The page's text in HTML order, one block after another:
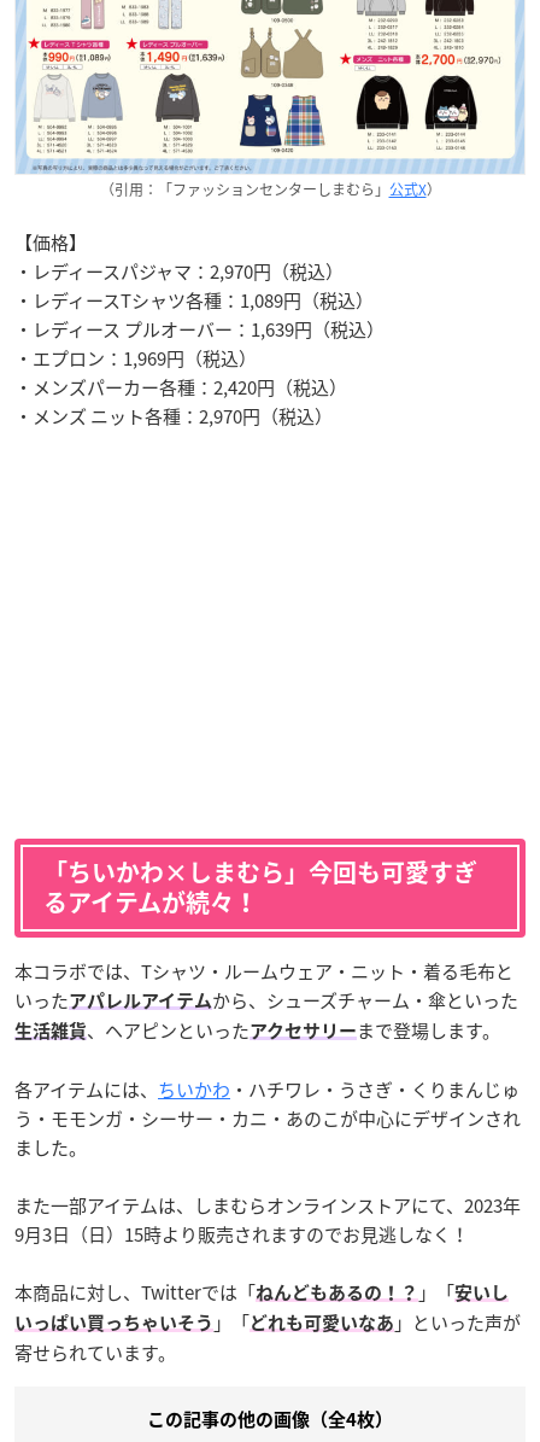
（引用：「ファッションセンターしまむら」 公式X）
【価格】
・レディースパジャマ：2,970円（税込）
・レディースTシャツ各種：1,089円（税込）
・レディース プルオーバー：1,639円（税込）
・エプロン：1,969円（税込）
・メンズパーカー各種：2,420円（税込）
・メンズ ニット各種：2,970円（税込）
「ちいかわ×しまむら」今回も可愛すぎ
るアイテムが続々！
本コラボでは、Tシャツ・ルームウェア・ニット・着る毛布と
いったアパレルアイテムから、シューズチャーム・傘といった
生活雑貨、ヘアピンといったアクセサリー まで登場します。
各アイテムには、 ちいかわ ・ハチワレ・うさぎ・くりまんじゅ
う・モモンガ・シーサー・カニ・あのこが中心にデザインされ
ました。
また一部アイテムは、しまむらオンラインストアにて、2023年
9月3日（日）15時より販売されますのでお見逃しなく！
本商品に対し、Twitterでは「ねんどもあるの！？ 」「安いし
いっぱい買っちゃいそう 」「どれも可愛いなあ 」といった声が
寄せられています。
この記事の他の画像（全4枚）